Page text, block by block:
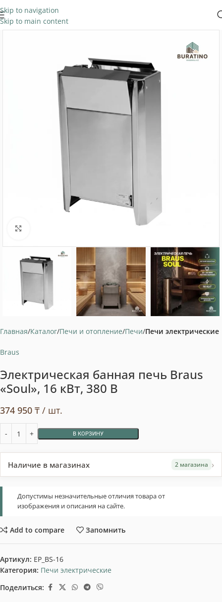
Skip to navigation
Skip to main content
Главная Каталог Печи и отопление Печи Печи электрические
Braus
Электрическая банная печь Braus
«Soul», 16 кВт, 380 В
374 950 ₸ / шт.
В КОРЗИНУ
Наличие в магазинах 2 магазина ›
Допустимы незначительные отличия товара от
изображения и описания на сайте.
Add to compare Запомнить
Артикул: EP_BS-16
Категория: Печи электрические
Поделиться: